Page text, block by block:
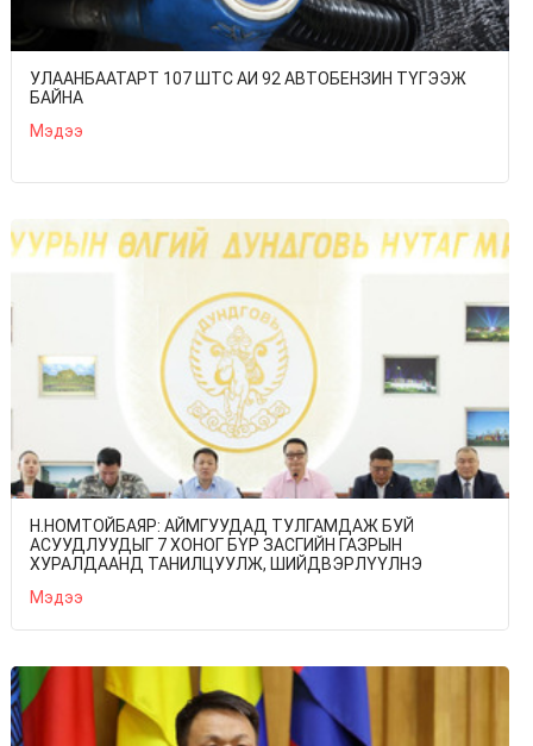
УЛААНБААТАРТ 107 ШТС АИ 92 АВТОБЕНЗИН ТҮГЭЭЖ
БАЙНА
Мэдээ
Н.НОМТОЙБАЯР: АЙМГУУДАД ТУЛГАМДАЖ БУЙ
АСУУДЛУУДЫГ 7 ХОНОГ БҮР ЗАСГИЙН ГАЗРЫН
ХУРАЛДААНД ТАНИЛЦУУЛЖ, ШИЙДВЭРЛҮҮЛНЭ
Мэдээ